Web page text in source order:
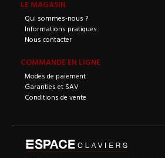
LE MAGASIN
Qui sommes-nous ?
Informations pratiques
Nous contacter
COMMANDE EN LIGNE
Modes de paiement
Garanties et SAV
Conditions de vente